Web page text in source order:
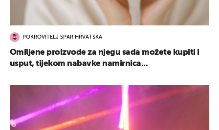
POKROVITELJ SPAR HRVATSKA
Omiljene proizvode za njegu sada možete kupiti i
usput, tijekom nabavke namirnica...